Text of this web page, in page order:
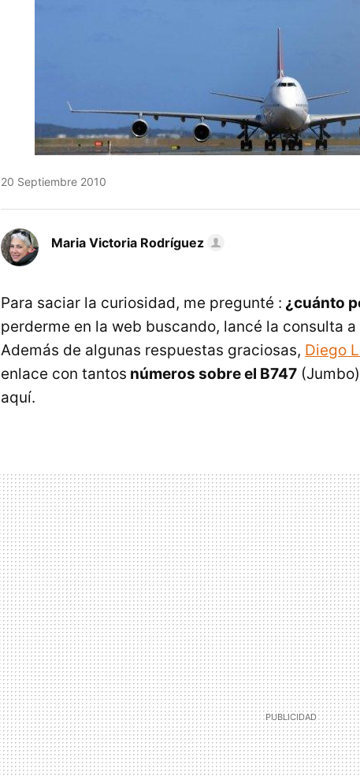
20 Septiembre 2010
Maria Victoria Rodríguez
Para saciar la curiosidad, me pregunté : ¿cuánto
perderme en la web buscando, lancé la consulta
Además de algunas respuestas graciosas, Diego
enlace con tantos números sobre el B747
aquí.